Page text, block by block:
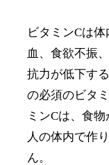
ビタミンCは
血、食欲不振
抗力が低下す
の必須のビタ
ミンCは、食物
人の体内で作
ん。